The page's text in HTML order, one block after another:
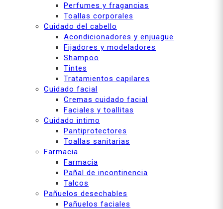
Perfumes y fragancias
Toallas corporales
Cuidado del cabello
Acondicionadores y enjuague
Fijadores y modeladores
Shampoo
Tintes
Tratamientos capilares
Cuidado facial
Cremas cuidado facial
Faciales y toallitas
Cuidado intimo
Pantiprotectores
Toallas sanitarias
Farmacia
Farmacia
Pañal de incontinencia
Talcos
Pañuelos desechables
Pañuelos faciales